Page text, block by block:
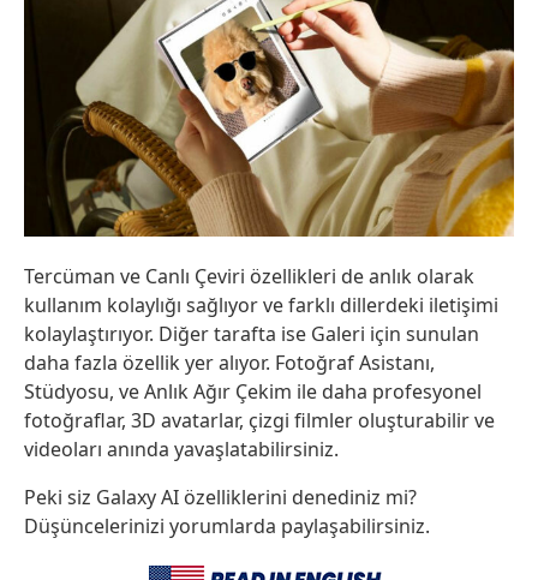
Tercüman ve Canlı Çeviri özellikleri de anlık olarak
kullanım kolaylığı sağlıyor ve farklı dillerdeki iletişimi
kolaylaştırıyor. Diğer tarafta ise Galeri için sunulan
daha fazla özellik yer alıyor. Fotoğraf Asistanı,
Stüdyosu, ve Anlık Ağır Çekim ile daha profesyonel
fotoğraflar, 3D avatarlar, çizgi filmler oluşturabilir ve
videoları anında yavaşlatabilirsiniz.
Peki siz Galaxy AI özelliklerini denediniz mi?
Düşüncelerinizi yorumlarda paylaşabilirsiniz.